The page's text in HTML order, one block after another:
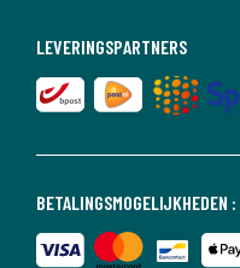
BETALINGSMOGELIJKHEDEN :
LEVERINGSPARTNERS